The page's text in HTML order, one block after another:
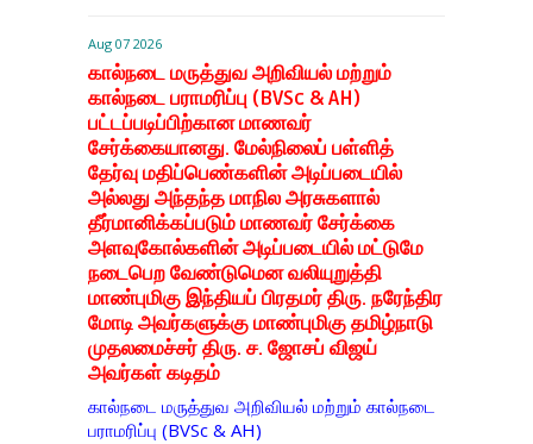
Aug 07 2026
கால்நடை மருத்துவ அறிவியல் மற்றும்
கால்நடை பராமரிப்பு (BVSc & AH)
பட்டப்படிப்பிற்கான மாணவர்
சேர்க்கையானது. மேல்நிலைப் பள்ளித்
தேர்வு மதிப்பெண்களின் அடிப்படையில்
அல்லது அந்தந்த மாநில அரசுகளால்
தீர்மானிக்கப்படும் மாணவர் சேர்க்கை
அளவுகோல்களின் அடிப்படையில் மட்டுமே
நடைபெற வேண்டுமென வலியுறுத்தி
மாண்புமிகு இந்தியப் பிரதமர் திரு. நரேந்திர
மோடி அவர்களுக்கு மாண்புமிகு தமிழ்நாடு
முதலமைச்சர் திரு. ச. ஜோசப் விஜய்
அவர்கள் கடிதம்
கால்நடை மருத்துவ அறிவியல் மற்றும் கால்நடை
பராமரிப்பு (BVSc & AH)